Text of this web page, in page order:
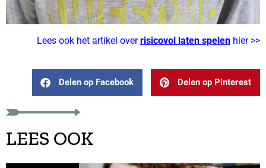
Lees ook het artikel overrisicovol laten spelen hier >>
Delen op Facebook Delen op Pinterest
LEES OOK